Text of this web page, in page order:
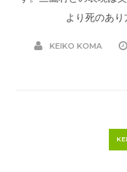
より死のあ
KEIKO KOMA